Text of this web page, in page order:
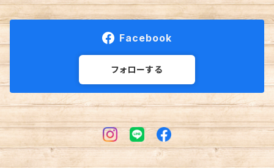
Facebook
フォローする